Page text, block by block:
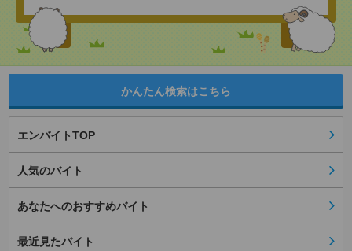
かんたん検索はこちら
エンバイトTOP
人気のバイト
あなたへのおすすめバイト
最近見たバイト